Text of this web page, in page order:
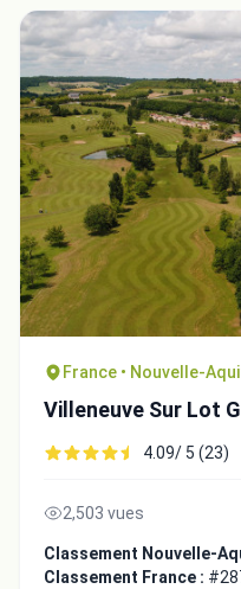
France • Nouvelle-
Villeneuve Sur Lot
4.09/ 5 (23)
2,503 vues
Classement Nouvelle-
Classement France :